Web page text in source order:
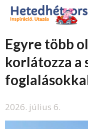
Egyre több
korlátozza a
2026. július 6.